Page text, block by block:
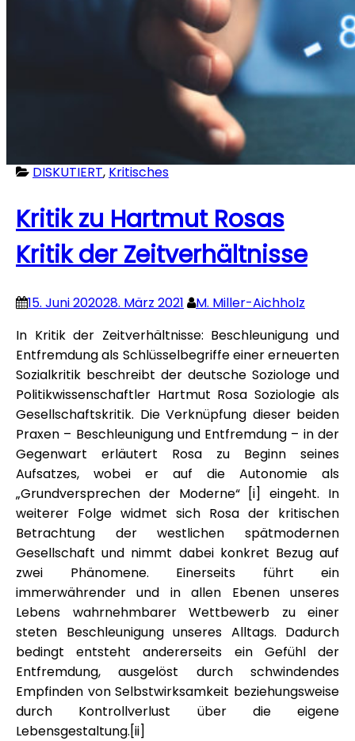
DISKUTIERT, Kritisches
Kritik zu Hartmut Rosas
Kritik der Zeitverhältnisse
15. Juni 202028. März 2021
M. Miller-Aichholz
In Kritik der Zeitverhältnisse: Beschleunigung und
Entfremdung als Schlüsselbegriffe einer erneuerten
Sozialkritik beschreibt der deutsche Soziologe und
Politikwissenschaftler Hartmut Rosa Soziologie als
Gesellschaftskritik. Die Verknüpfung dieser beiden
Praxen – Beschleunigung und Entfremdung – in der
Gegenwart erläutert Rosa zu Beginn seines
Aufsatzes, wobei er auf die Autonomie als
„Grundversprechen der Moderne“ [i] eingeht. In
weiterer Folge widmet sich Rosa der kritischen
Betrachtung der westlichen spätmodernen
Gesellschaft und nimmt dabei konkret Bezug auf
zwei Phänomene. Einerseits führt ein
immerwährender und in allen Ebenen unseres
Lebens wahrnehmbarer Wettbewerb zu einer
steten Beschleunigung unseres Alltags. Dadurch
bedingt entsteht andererseits ein Gefühl der
Entfremdung, ausgelöst durch schwindendes
Empfinden von Selbstwirksamkeit beziehungsweise
durch Kontrollverlust über die eigene
Lebensgestaltung.[ii]­